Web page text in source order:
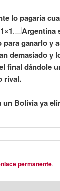
lo pagaría
.
Argentina
para ganarlo y
demasiado y
final dándole
rival.
un Bolivia ya
permanente.